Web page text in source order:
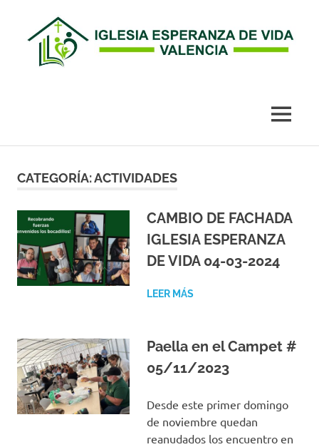
contenido
Valencia
MENÚ
CATEGORÍA:ACTIVIDADES
CAMBIO DE FACHADA
IGLESIA ESPERANZA
DE VIDA 04-03-2024
LEER MÁS
Paella en el Campet #
05/11/2023
Desde este primer domingo
de noviembre quedan
reanudados los encuentro en